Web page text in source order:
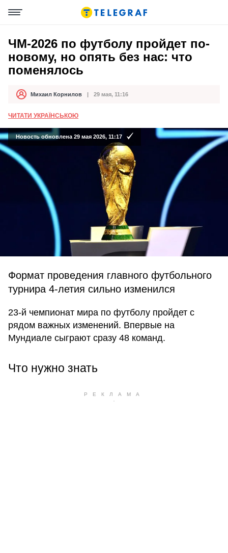
ЧМ-2026 по футболу пройдет по-
новому, но опять без нас: что
поменялось
АвторМихаил Корнилов
Дата публикации 29 мая, 11:16
ЧИТАТИ УКРАЇНСЬКОЮ
Новость обновлена 29 мая 2026, 11:17
Формат проведения главного футбольного
турнира 4-летия сильно изменился
23-й чемпионат мира по футболу пройдет с
рядом важных изменений. Впервые на
Мундиале сыграют сразу 48 команд.
Что нужно знать